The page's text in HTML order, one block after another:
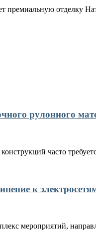
премиальную отделку
рулонного
часто
к
мероприятий,